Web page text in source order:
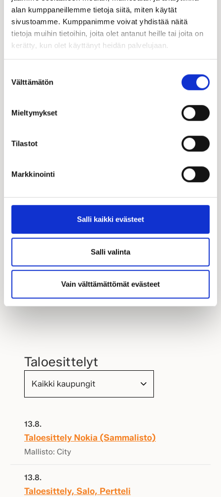
alan kumppaneillemme tietoja siitä, miten käytät
sivustoamme. Kumppanimme voivat yhdistää näitä
tietoja muihin tietoihin, joita olet antanut heille tai joita on
kerätty, kun olet käyttänyt heidän palvelujaan.
valinta
Välttämätön
Mieltymykset
Tilastot
Markkinointi
Salli kaikki evästeet
Salli valinta
Vain välttämättömät evästeet
Jari Eskelinen
0500 543 341
jari.eskelinen@kastelli.fi
Taloesittelyt
13.8.
Taloesittely Nokia (Sammalisto)
Mallisto: City
13.8.
Taloesittely, Salo, Pertteli